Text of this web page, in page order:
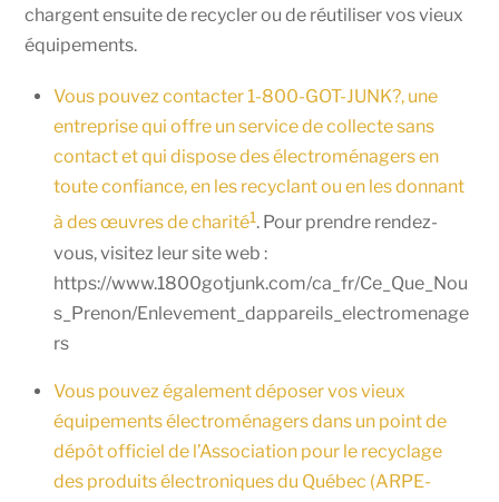
chargent ensuite de recycler ou de réutiliser vos vieux
équipements.
Vous pouvez contacter 1-800-GOT-JUNK?, une
entreprise qui offre un service de collecte sans
contact et qui dispose des électroménagers en
toute confiance, en les recyclant ou en les donnant
à des œuvres de charité1. Pour prendre rendez-
vous, visitez leur site web :
https://www.1800gotjunk.com/ca_fr/Ce_Que_Nou
s_Prenon/Enlevement_dappareils_electromenage
rs
Vous pouvez également déposer vos vieux
équipements électroménagers dans un point de
dépôt officiel de l’Association pour le recyclage
des produits électroniques du Québec (ARPE-